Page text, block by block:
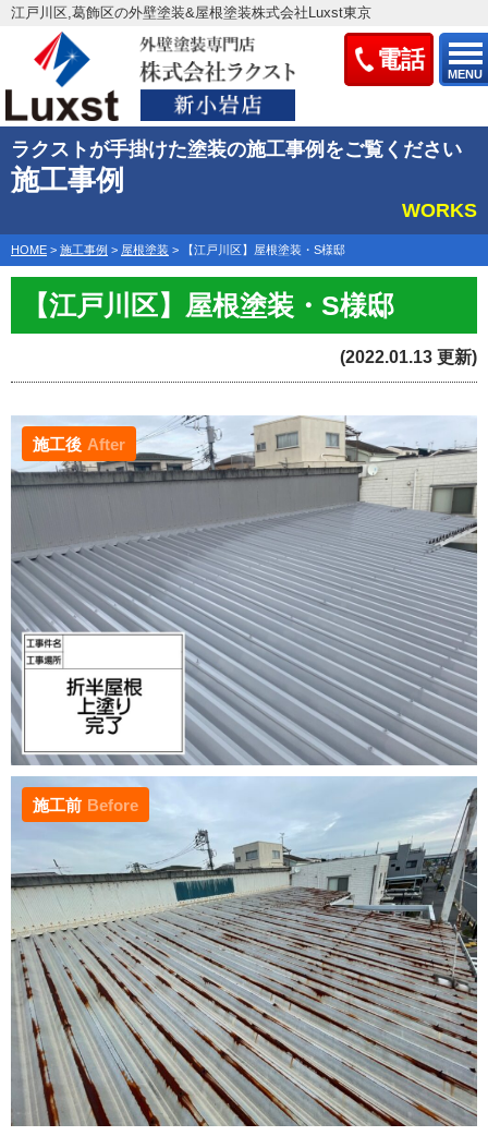
電話
MENU
江戸川区,葛飾区の外壁塗装&屋根塗装株式会社Luxst東京
ラクストが手掛けた塗装の施工事例をご覧ください
施工事例
WORKS
HOME > 施工事例 > 屋根塗装 > 【江戸川区】屋根塗装・S様邸
【江戸川区】屋根塗装・S様邸
(2022.01.13 更新)
施工後 After
施工前 Before